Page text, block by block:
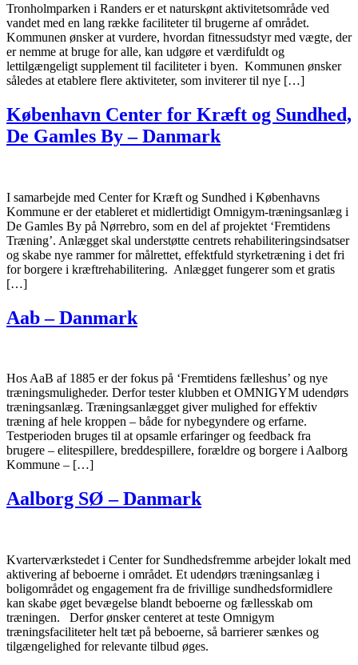
Tronholmparken i Randers er et naturskønt aktivitetsområde ved
vandet med en lang række faciliteter til brugerne af området.
Kommunen ønsker at vurdere, hvordan fitnessudstyr med vægte, der
er nemme at bruge for alle, kan udgøre et værdifuldt og
lettilgængeligt supplement til faciliteter i byen. Kommunen ønsker
således at etablere flere aktiviteter, som inviterer til nye […]
København Center for Kræft og Sundhed,
De Gamles By – Danmark
I samarbejde med Center for Kræft og Sundhed i Københavns
Kommune er der etableret et midlertidigt Omnigym-træningsanlæg i
De Gamles By på Nørrebro, som en del af projektet ‘Fremtidens
Træning’. Anlægget skal understøtte centrets rehabiliteringsindsatser
og skabe nye rammer for målrettet, effektfuld styrketræning i det fri
for borgere i kræftrehabilitering. Anlægget fungerer som et gratis
[…]
Aab – Danmark
Hos AaB af 1885 er der fokus på ‘Fremtidens fælleshus’ og nye
træningsmuligheder. Derfor tester klubben et OMNIGYM udendørs
træningsanlæg. Træningsanlægget giver mulighed for effektiv
træning af hele kroppen – både for nybegyndere og erfarne.
Testperioden bruges til at opsamle erfaringer og feedback fra
brugere – elitespillere, breddespillere, forældre og borgere i Aalborg
Kommune – […]
Aalborg SØ – Danmark
Kvarterværkstedet i Center for Sundhedsfremme arbejder lokalt med
aktivering af beboerne i området. Et udendørs træningsanlæg i
boligområdet og engagement fra de frivillige sundhedsformidlere
kan skabe øget bevægelse blandt beboerne og fællesskab om
træningen. Derfor ønsker centeret at teste Omnigym
træningsfaciliteter helt tæt på beboerne, så barrierer sænkes og
tilgængelighed for relevante tilbud øges.